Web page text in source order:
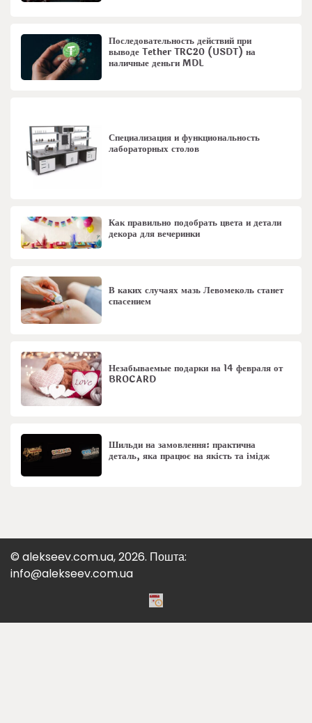
Последовательность действий при
выводе Tether TRC20 (USDT) на
наличные деньги MDL
Специализация и функциональность
лабораторных столов
Как правильно подобрать цвета и детали
декора для вечеринки
В каких случаях мазь Левомеколь станет
спасением
Незабываемые подарки на 14 февраля от
BROCARD
Шильди на замовлення: практична
деталь, яка працює на якість та імідж
© alekseev.com.ua, 2026. Пошта:
info@alekseev.com.ua